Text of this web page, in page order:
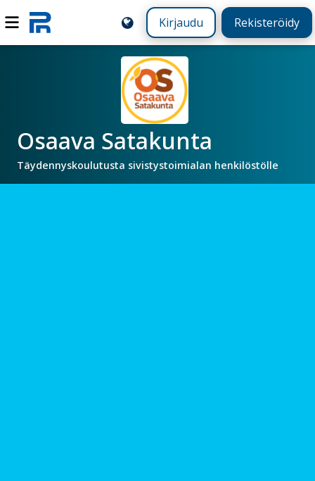
Kirjaudu Rekisteröidy
Osaava Satakunta
Täydennyskoulutusta sivistystoimialan henkilöstölle